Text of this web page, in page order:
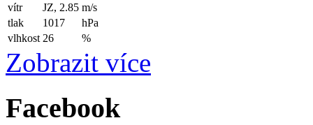
vítr JZ, 2.85 m/s
tlak
1017
hPa
vlhkost 26 %
Zobrazit více
Facebook